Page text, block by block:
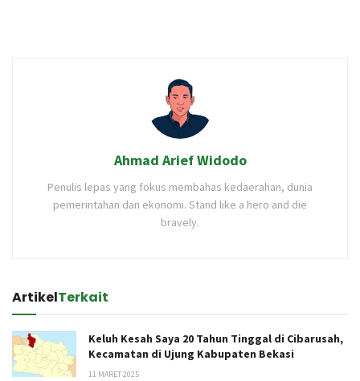
Ahmad Arief Widodo
Penulis lepas yang fokus membahas kedaerahan, dunia
pemerintahan dan ekonomi. Stand like a hero and die
bravely.
ArtikelTerkait
Keluh Kesah Saya 20 Tahun Tinggal di Cibarusah,
Kecamatan di Ujung Kabupaten Bekasi
11 MARET 2025